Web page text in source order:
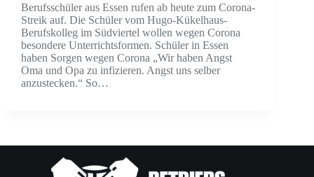
Berufsschüler aus Essen rufen ab heute zum Corona-
Streik auf. Die Schüler vom Hugo-Kükelhaus-
Berufskolleg im Südviertel wollen wegen Corona
besondere Unterrichtsformen. Schüler in Essen
haben Sorgen wegen Corona „Wir haben Angst
Oma und Opa zu infizieren. Angst uns selber
anzustecken.“ So…